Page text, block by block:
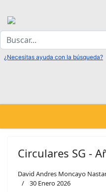
Buscar
Circulares SG -
David Andres Moncayo
30 Enero 2026